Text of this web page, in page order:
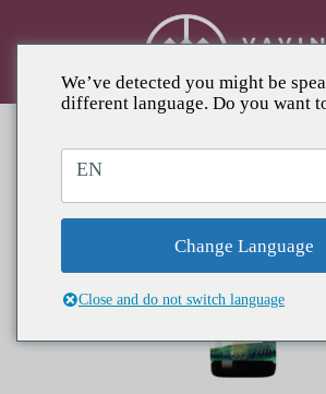
We’ve detected you might be
different language. Do you want
EN
Change Language
Close and do not switch language